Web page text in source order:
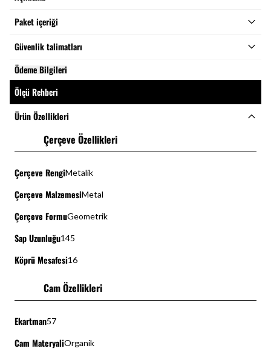
Paket içeriği
Güvenlik talimatları
Ödeme Bilgileri
Ölçü Rehberi
Ürün Özellikleri
Çerçeve Özellikleri
Çerçeve RengiMetalik
Çerçeve MalzemesiMetal
Çerçeve FormuGeometrik
Sap Uzunluğu145
Köprü Mesafesi16
Cam Özellikleri
Ekartman57
Cam MateryaliOrganik